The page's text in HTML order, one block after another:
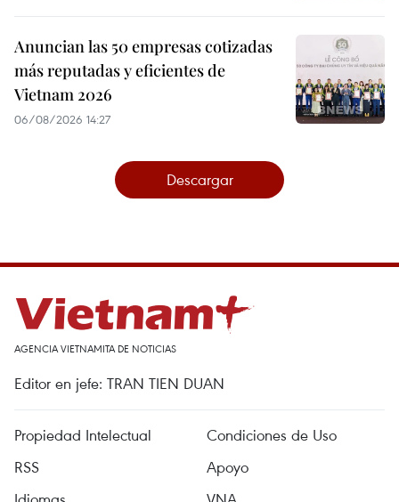
Anuncian las 50 empresas cotizadas
más reputadas y eficientes de
Vietnam 2026
06/08/2026 14:27
Descargar
AGENCIA VIETNAMITA DE NOTICIAS
Editor en jefe: TRAN TIEN DUAN
Propiedad Intelectual
Condiciones de Uso
RSS
Apoyo